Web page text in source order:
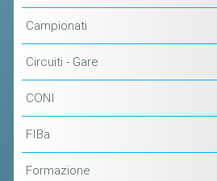
Campionati
Circuiti - Gare
CONI
FIBa
Formazione
COMUNICATI
CLASSIFICHE